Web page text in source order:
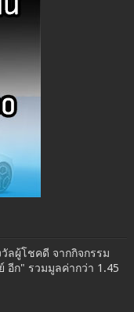
ลผู้โชคดี จากกิจกรรม
อีก" รวมมูลค่ากว่า 1.45